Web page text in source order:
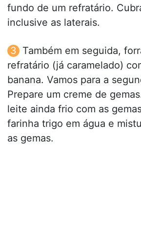
fundo de um refratário.
inclusive as laterais.
Também em seguida,
refratário (já caramelado)
banana. Vamos para a
Prepare um creme de
leite ainda frio com as
farinha trigo em água e
as gemas.